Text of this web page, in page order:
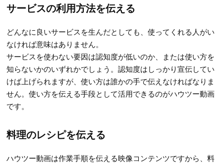
サービスの利用方法を伝える
どんなに良いサービスを生んだとしても、使ってくれる人がい
なければ意味はありません。
サービスを使わない要因は認知度が低いのか、または使い方を
知らないかのいずれかでしょう。認知度はしっかり宣伝してい
けば上げられますが、使い方は誰かの手で伝えなければなりま
せん。使い方を伝える手段として活用できるのがハウツー動画
です。
料理のレシピを伝える
ハウツー動画は作業手順を伝える映像コンテンツですから、料